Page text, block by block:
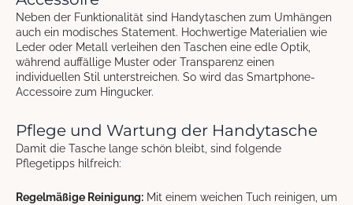
Neben der Funktionalität sind Handytaschen zum Umhängen
auch ein modisches Statement. Hochwertige Materialien wie
Leder oder Metall verleihen den Taschen eine edle Optik,
während auffällige Muster oder Transparenz einen
individuellen Stil unterstreichen. So wird das Smartphone-
Accessoire zum Hingucker.
Pflege und Wartung der Handytasche
Damit die Tasche lange schön bleibt, sind folgende
Pflegetipps hilfreich:
Regelmäßige Reinigung: Mit einem weichen Tuch reinigen, um